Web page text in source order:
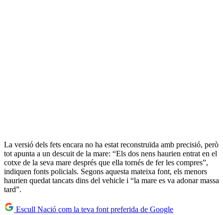
La versió dels fets encara no ha estat reconstruïda amb precisió, però
tot apunta a un descuit de la mare: “Els dos nens haurien entrat en el
cotxe de la seva mare després que ella tornés de fer les compres”,
indiquen fonts policials. Segons aquesta mateixa font, els menors
haurien quedat tancats dins del vehicle i “la mare es va adonar massa
tard”.
Escull Nació com la teva font preferida de Google